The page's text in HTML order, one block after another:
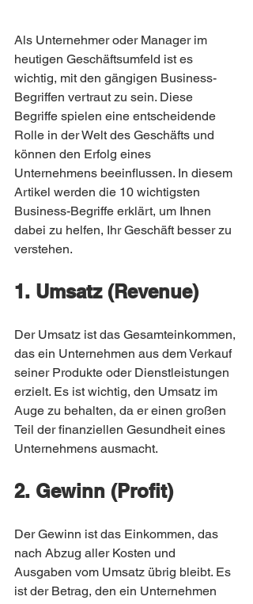
Als Unternehmer oder Manager im
heutigen Geschäftsumfeld ist es
wichtig, mit den gängigen Business-
Begriffen vertraut zu sein. Diese
Begriffe spielen eine entscheidende
Rolle in der Welt des Geschäfts und
können den Erfolg eines
Unternehmens beeinflussen. In diesem
Artikel werden die 10 wichtigsten
Business-Begriffe erklärt, um Ihnen
dabei zu helfen, Ihr Geschäft besser zu
verstehen.
1. Umsatz (Revenue)
Der Umsatz ist das Gesamteinkommen,
das ein Unternehmen aus dem Verkauf
seiner Produkte oder Dienstleistungen
erzielt. Es ist wichtig, den Umsatz im
Auge zu behalten, da er einen großen
Teil der finanziellen Gesundheit eines
Unternehmens ausmacht.
2. Gewinn (Profit)
Der Gewinn ist das Einkommen, das
nach Abzug aller Kosten und
Ausgaben vom Umsatz übrig bleibt. Es
ist der Betrag, den ein Unternehmen